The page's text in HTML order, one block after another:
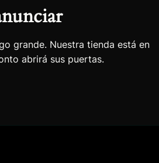
grande. Nuestra tienda está en
abrirá sus puertas.